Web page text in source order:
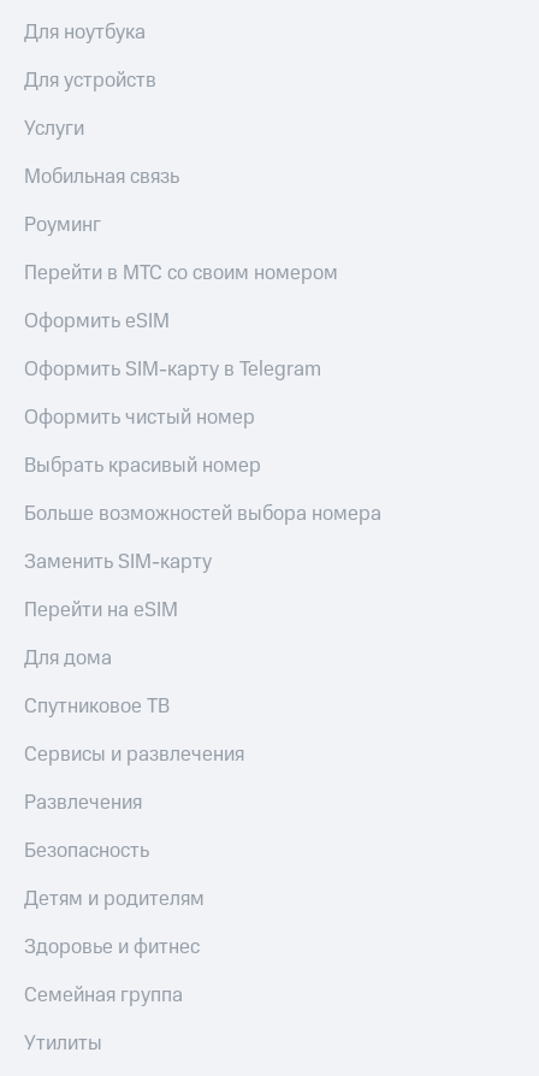
Для ноутбука
Для устройств
Услуги
Мобильная связь
Роуминг
Перейти в МТС со своим номером
Оформить eSIM
Оформить SIM-карту в Telegram
Оформить чистый номер
Выбрать красивый номер
Больше возможностей выбора номера
Заменить SIM-карту
Перейти на eSIM
Для дома
Спутниковое ТВ
Сервисы и развлечения
Развлечения
Безопасность
Детям и родителям
Здоровье и фитнес
Семейная группа
Утилиты